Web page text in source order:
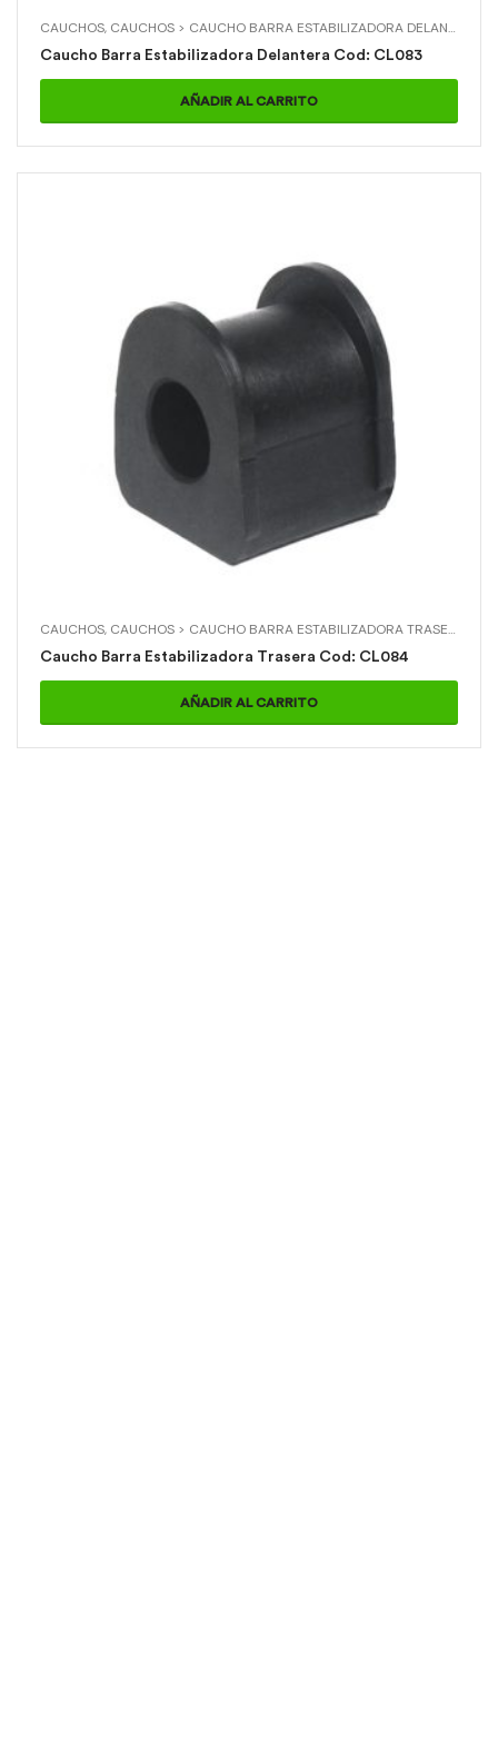
CAUCHOS, CAUCHOS > CAUCHO BARRA ESTABILIZADORA DELANTERA
Caucho Barra Estabilizadora Delantera Cod: CL083
AÑADIR AL CARRITO
CAUCHOS, CAUCHOS > CAUCHO BARRA ESTABILIZADORA TRASERA
Caucho Barra Estabilizadora Trasera Cod: CL084
AÑADIR AL CARRITO